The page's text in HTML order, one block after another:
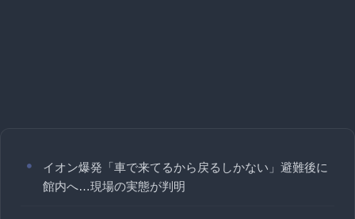
イオン爆発「車で来てるから戻るしかない」避難後に
館内へ…現場の実態が判明